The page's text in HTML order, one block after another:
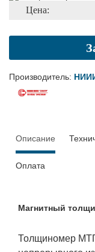
Цена:
Производитель:
Описание
Оплата
Магнитный
Толщиномер